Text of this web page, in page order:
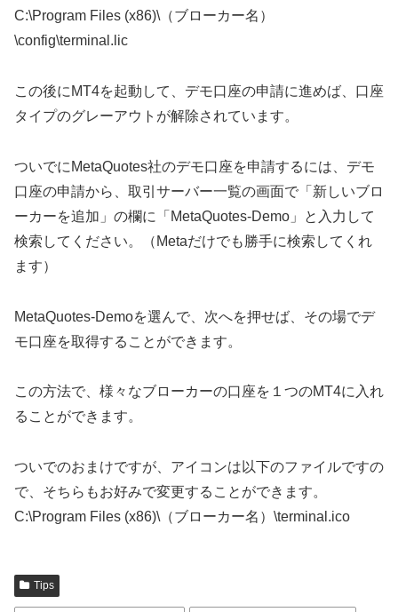
C:\Program Files (x86)\（ブローカー名）
\config\terminal.lic
この後にMT4を起動して、デモ口座の申請に進めば、口座
タイプのグレーアウトが解除されています。
ついでにMetaQuotes社のデモ口座を申請するには、デモ
口座の申請から、取引サーバー一覧の画面で「新しいブロ
ーカーを追加」の欄に「MetaQuotes-Demo」と入力して
検索してください。（Metaだけでも勝手に検索してくれ
ます）
MetaQuotes-Demoを選んで、次へを押せば、その場でデ
モ口座を取得することができます。
この方法で、様々なブローカーの口座を１つのMT4に入れ
ることができます。
ついでのおまけですが、アイコンは以下のファイルですの
で、そちらもお好みで変更することができます。
C:\Program Files (x86)\（ブローカー名）\terminal.ico
Tips